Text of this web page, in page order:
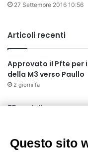
27 Settembre 2016 10:56
Articoli recenti
Approvato il Pfte per
della M3 verso Paullo
2 giorni fa
75 anni di INFN. La
2 giorni fa
Questo sito